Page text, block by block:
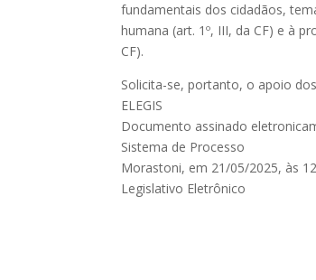
fundamentais dos cidadãos,
humana (art. 1º, III, da CF) e à
CF).
Solicita-se, portanto, o apoio
ELEGIS
Documento assinado
Sistema de Processo
Morastoni, em 21/05/2025, às
Legislativo Eletrônico